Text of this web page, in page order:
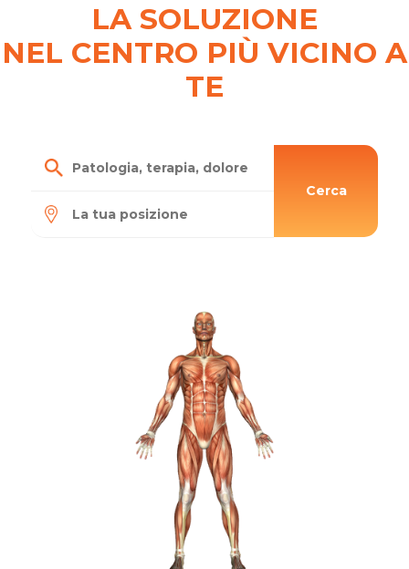
LA SOLUZIONE
NEL CENTRO PIÙ VICINO A
TE
Cerca